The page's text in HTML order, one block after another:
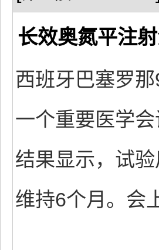
长效奥氮平注
西班牙巴塞罗
一个重要医学
结果显示，试
维持6个月。会